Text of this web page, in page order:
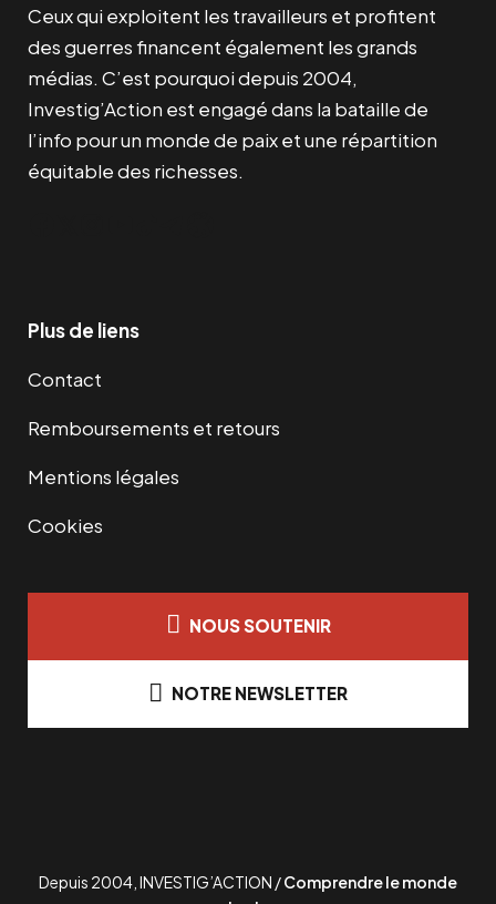
Ceux qui exploitent les travailleurs et profitent
des guerres financent également les grands
médias. C’est pourquoi depuis 2004,
Investig’Action est engagé dans la bataille de
l’info pour un monde de paix et une répartition
équitable des richesses.
Plus de liens
Contact
Remboursements et retours
Mentions légales
Cookies
NOUS SOUTENIR
NOTRE NEWSLETTER
Depuis 2004, INVESTIG’ACTION /Comprendre le monde